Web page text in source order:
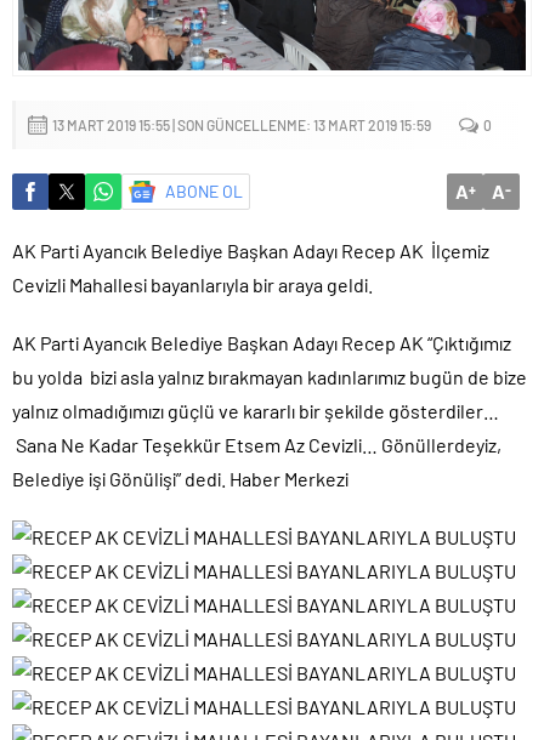
Osmangazi Belediyesi’nden İstihdam Sağlayan Buluşmalar
13 MART 2019 15:55 | SON GÜNCELLENME: 13 MART 2019 15:59 0
ABONE OL A+ A-
AK Parti Ayancık Belediye Başkan Adayı Recep AK İlçemiz
Cevizli Mahallesi bayanlarıyla bir araya geldi.
AK Parti Ayancık Belediye Başkan Adayı Recep AK “Çıktığımız
bu yolda bizi asla yalnız bırakmayan kadınlarımız bugün de bize
yalnız olmadığımızı güçlü ve kararlı bir şekilde gösterdiler…
Sana Ne Kadar Teşekkür Etsem Az Cevizli… Gönüllerdeyiz,
Belediye işi Gönülişi” dedi. Haber Merkezi